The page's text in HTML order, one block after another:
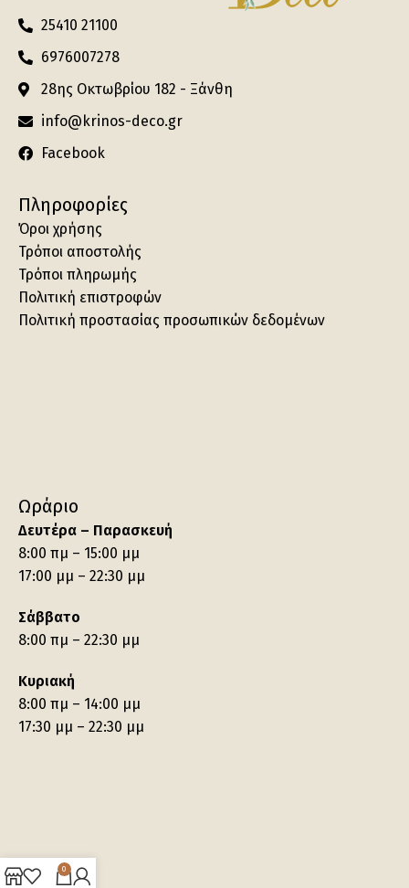
25410 21100
6976007278
28ης Οκτωβρίου 182 - Ξάνθη
info@krinos-deco.gr
Facebook
Πληροφορίες
Όροι χρήσης
Τρόποι αποστολής
Τρόποι πληρωμής
Πολιτική επιστροφών
Πολιτική προστασίας προσωπικών δεδομένων
Ωράριο
Δευτέρα – Παρασκευή
8:00 πμ – 15:00 μμ
17:00 μμ – 22:30 μμ
Σάββατο
8:00 πμ – 22:30 μμ
Κυριακή
8:00 πμ – 14:00 μμ
17:30 μμ – 22:30 μμ
0